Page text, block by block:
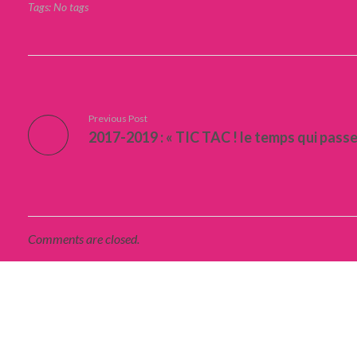
Tags: No tags
Previous Post
2017-2019 : « TIC TAC ! le temps qui
Comments are closed.